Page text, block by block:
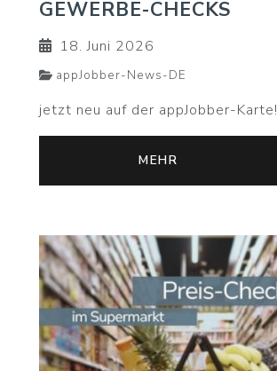
GEWERBE-CHECKS
18. Juni 2026
appJobber-News-DE
jetzt neu auf der appJobber-Karte!
MEHR